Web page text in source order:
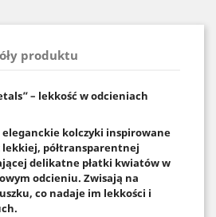
produktu
– lekkość w odcieniach
eleganckie kolczyki inspirowane
półtransparentnej
delikatne płatki kwiatów w
odcieniu. Zwisają na
co nadaje im lekkości i